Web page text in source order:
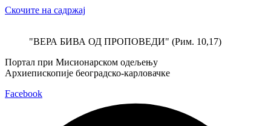
Скочите на садржај
"ВЕРА БИВА ОД ПРОПОВЕДИ" (Рим. 10,17)
Портал при Мисионарском одељењу
Архиепископије београдско-карловачке
Facebook